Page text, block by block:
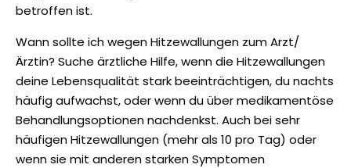
betroffen ist.
Wann sollte ich wegen Hitzewallungen zum Arzt/
Ärztin? Suche ärztliche Hilfe, wenn die Hitzewallungen
deine Lebensqualität stark beeinträchtigen, du nachts
häufig aufwachst, oder wenn du über medikamentöse
Behandlungsoptionen nachdenkst. Auch bei sehr
häufigen Hitzewallungen (mehr als 10 pro Tag) oder
wenn sie mit anderen starken Symptomen